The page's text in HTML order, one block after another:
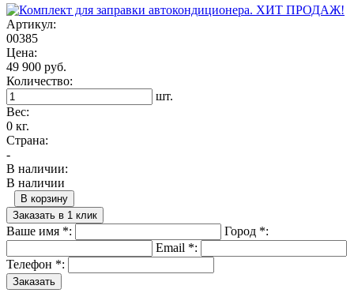
Артикул:
00385
Цена:
49 900 руб.
Количество:
шт.
Вес:
0 кг.
Страна:
-
В наличии:
В наличии
В корзину
Заказать в 1 клик
Ваше имя *: Город *:
Email *:
Телефон *: